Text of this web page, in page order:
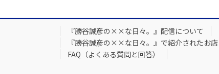
『勝谷誠彦の××な日々。』配信について
『勝谷誠彦の××な日々。』で紹介されたお店
FAQ（よくある質問と回答）